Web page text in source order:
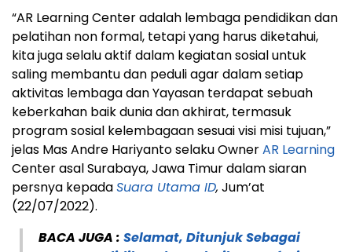
“AR Learning Center adalah lembaga pendidikan dan
pelatihan non formal, tetapi yang harus diketahui,
kita juga selalu aktif dalam kegiatan sosial untuk
saling membantu dan peduli agar dalam setiap
aktivitas lembaga dan Yayasan terdapat sebuah
keberkahan baik dunia dan akhirat, termasuk
program sosial kelembagaan sesuai visi misi tujuan,”
jelas Mas Andre Hariyanto selaku OwnerAR Learning
Center asal Surabaya, Jawa Timur dalam siaran
persnya kepadaSuara Utama ID, Jum’at
(22/07/2022).
BACA JUGA : Selamat, Ditunjuk Sebagai